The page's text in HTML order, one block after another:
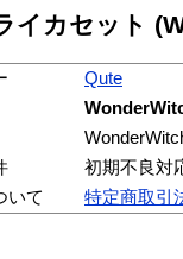
イカセット
Qute
初期不良対
いて
特定商取引